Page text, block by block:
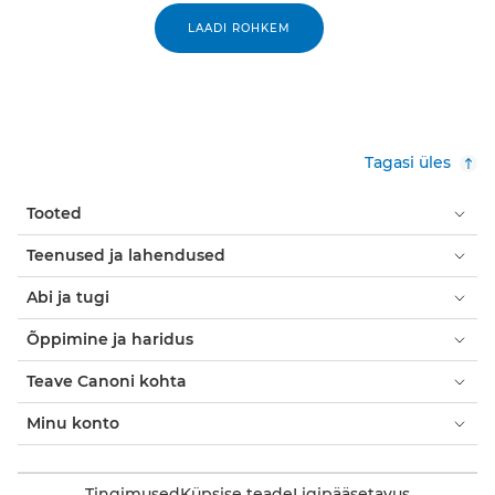
LAADI ROHKEM
Tagasi üles
Tooted
Teenused ja lahendused
Abi ja tugi
Õppimine ja haridus
Teave Canoni kohta
Minu konto